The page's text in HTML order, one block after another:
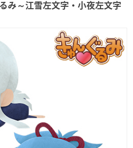
み～江雪左文字・小夜左文字